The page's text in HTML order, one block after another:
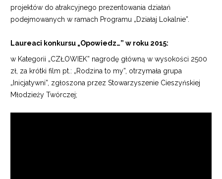
projektów do atrakcyjnego prezentowania działań
podejmowanych w ramach Programu „Działaj Lokalnie”.
Laureaci konkursu „Opowiedz…” w roku 2015:
w Kategorii „CZŁOWIEK” nagrodę główną w wysokości 2500
zł, za krótki film pt.: „Rodzina to my”, otrzymała grupa
„Inicjatywni”, zgłoszona przez Stowarzyszenie Cieszyńskiej
Młodzieży Twórczej;